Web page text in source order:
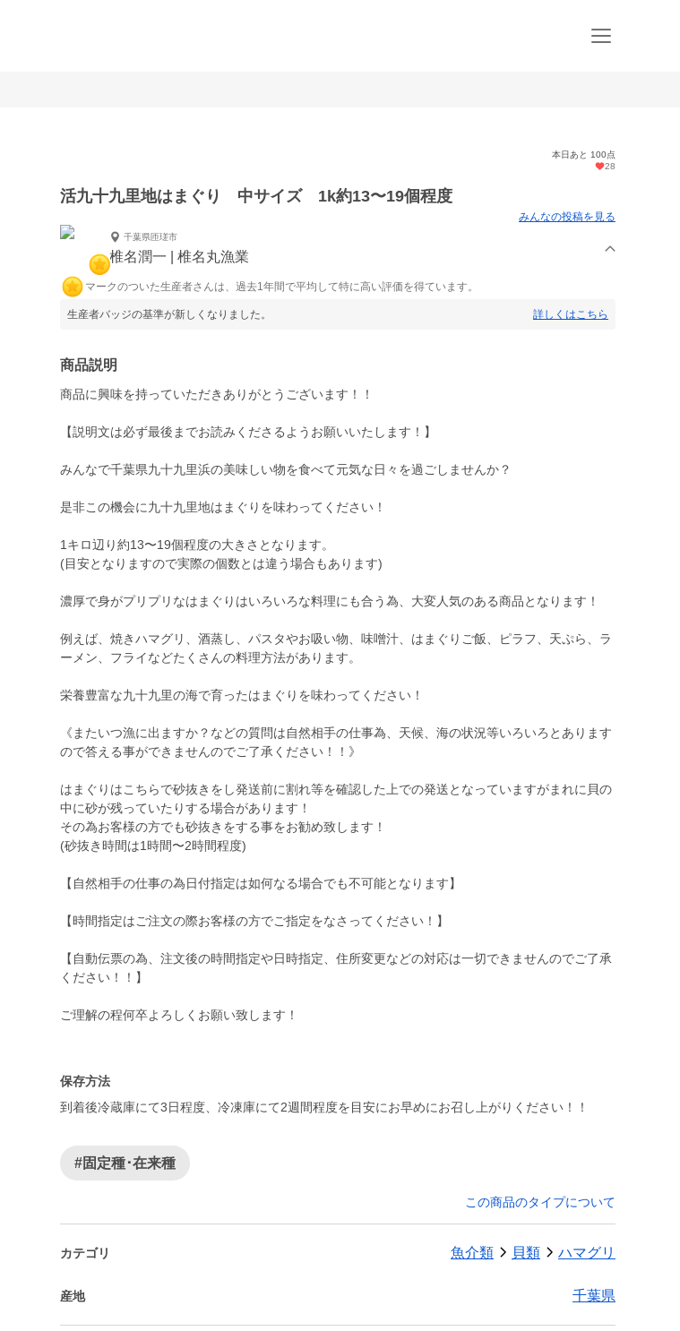
本日あと 100点
28
活九十九里地はまぐり 中サイズ 1k約13〜19個程度
みんなの投稿を見る
千葉県匝瑳市
椎名潤一 | 椎名丸漁業
マークのついた生産者さんは、過去1年間で平均して特に高い評価を得ています。
生産者バッジの基準が新しくなりました。 詳しくはこちら
商品説明
商品に興味を持っていただきありがとうございます！！
【説明文は必ず最後までお読みくださるようお願いいたします！】
みんなで千葉県九十九里浜の美味しい物を食べて元気な日々を過ごしませんか？
是非この機会に九十九里地はまぐりを味わってください！
1キロ辺り約13〜19個程度の大きさとなります。
(目安となりますので実際の個数とは違う場合もあります)
濃厚で身がプリプリなはまぐりはいろいろな料理にも合う為、大変人気のある商品となります！
例えば、焼きハマグリ、酒蒸し、パスタやお吸い物、味噌汁、はまぐりご飯、ピラフ、天ぷら、ラ
ーメン、フライなどたくさんの料理方法があります。
栄養豊富な九十九里の海で育ったはまぐりを味わってください！
《またいつ漁に出ますか？などの質問は自然相手の仕事為、天候、海の状況等いろいろとあります
ので答える事ができませんのでご了承ください！！》
はまぐりはこちらで砂抜きをし発送前に割れ等を確認した上での発送となっていますがまれに貝の
中に砂が残っていたりする場合があります！
その為お客様の方でも砂抜きをする事をお勧め致します！
(砂抜き時間は1時間〜2時間程度)
【自然相手の仕事の為日付指定は如何なる場合でも不可能となります】
【時間指定はご注文の際お客様の方でご指定をなさってください！】
【自動伝票の為、注文後の時間指定や日時指定、住所変更などの対応は一切できませんのでご了承
ください！！】
ご理解の程何卒よろしくお願い致します！
保存方法
到着後冷蔵庫にて3日程度、冷凍庫にて2週間程度を目安にお早めにお召し上がりください！！
#固定種･在来種
この商品のタイプについて
カテゴリ 魚介類 貝類 ハマグリ
産地 千葉県